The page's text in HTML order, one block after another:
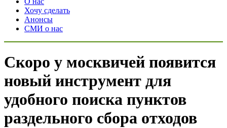
Хочу сделать
Анонсы
СМИ о нас
Скоро у москвичей появится
новый инструмент для
удобного поиска пунктов
раздельного сбора отходов